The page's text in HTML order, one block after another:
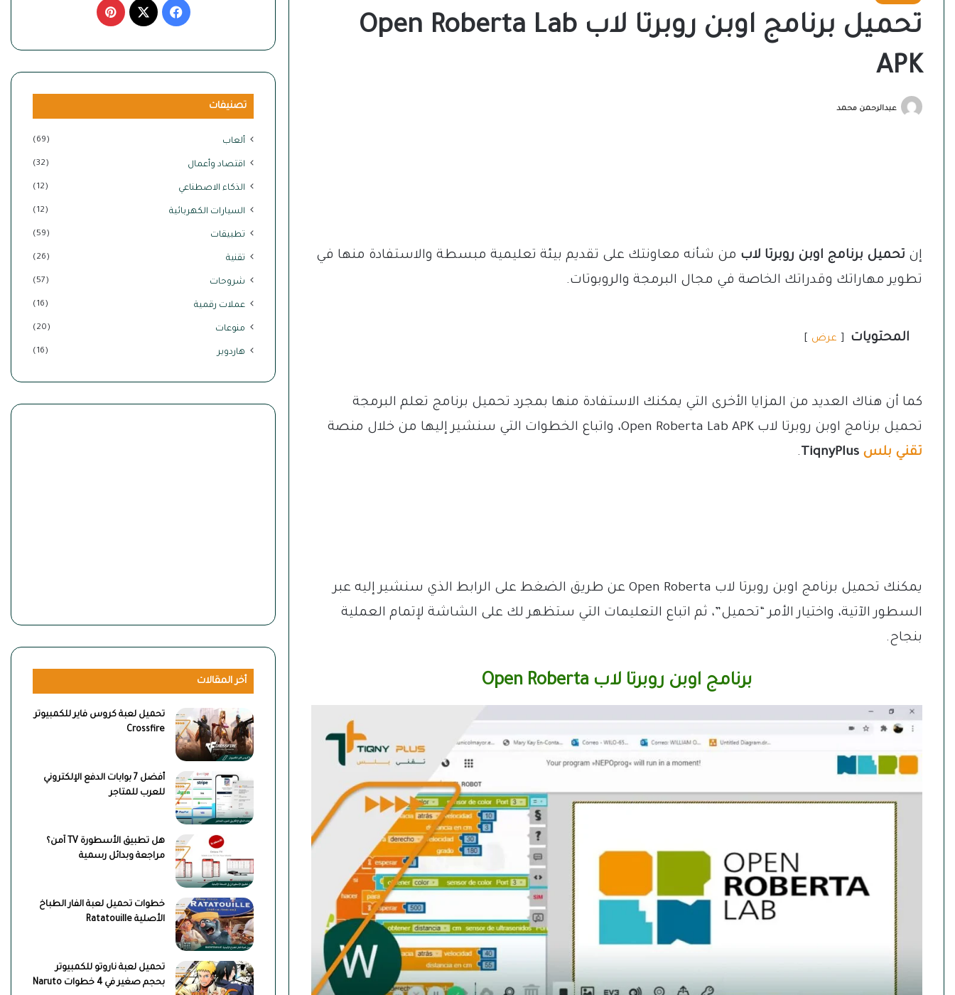
تحميل برنامج اوبن روبرتا لاب Open Roberta Lab
APK
عبدالرحمن محمد
إن تحميل برنامج اوبن روبرتا لاب من شأنه معاونتك على تقديم بيئة تعليمية مبسطة والاستفادة منها في
تطوير مهاراتك وقدراتك الخاصة في مجال البرمجة والروبوتات.
المحتويات عرض
كما أن هناك العديد من المزايا الأخرى التي يمكنك الاستفادة منها بمجرد تحميل برنامج تعلم البرمجة
تحميل برنامج اوبن روبرتا لاب Open Roberta Lab APK، واتباع الخطوات التي سنشير إليها من خلال منصة
تقني بلس
.
يمكنك تحميل برنامج اوبن روبرتا لاب Open Roberta عن طريق الضغط على الرابط الذي سنشير إليه عبر
السطور الآتية، واختيار الأمر “تحميل”، ثم اتباع التعليمات التي ستظهر لك على الشاشة لإتمام العملية
بنجاح.
برنامج اوبن روبرتا لاب Open Roberta
فيسبوك
‫X بينتيريست
تصنيفات
ألعاب (69)
اقتصاد وأعمال (32)
الذكاء الاصطناعي (12)
السيارات الكهربائية (12)
تطبيقات (59)
تقنية (26)
شروحات (57)
عملات رقمية (16)
منوعات (20)
هاردوير (16)
أخر المقالات
تحميل لعبة كروس فاير للكمبيوتر
Crossfire
أفضل 7 بوابات الدفع الإلكتروني
للعرب للمتاجر
هل تطبيق الأسطورة TV آمن؟
مراجعة وبدائل رسمية
خطوات تحميل لعبة الفار الطباخ
الأصلية Ratatouille
تحميل لعبة ناروتو للكمبيوتر
بحجم صغير في 4 خطوات Naruto